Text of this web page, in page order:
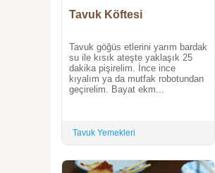
Tavuk Köftesi
Tavuk göğüs etlerini yarım bardak
su ile kısık ateşte yaklaşık 25
dakika pişirelim. İnce ince
kıyalım ya da mutfak robotundan
geçirelim. Bayat ekm...
Tavuk Yemekleri